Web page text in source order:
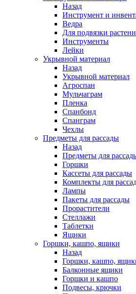
Назад
Инструмент и
Ведра
Для подвязки
Инструменты
Лейки
Укрывной материал
Назад
Укрывной материал
Агроспан
Мульчаграм
Пленка
Спанбонд
Спанграм
Чехлы
Предметы для рассады
Назад
Предметы для
Горшки
Кассеты для рассады
Комплекты для
Лампы
Пакеты для рассады
Прорастители
Стеллажи
Таблетки
Ящики
Горшки, кашпо, ящики
Назад
Горшки, кашпо,
Балконные ящики
Горшки и кашпо
Подвесы, крючки